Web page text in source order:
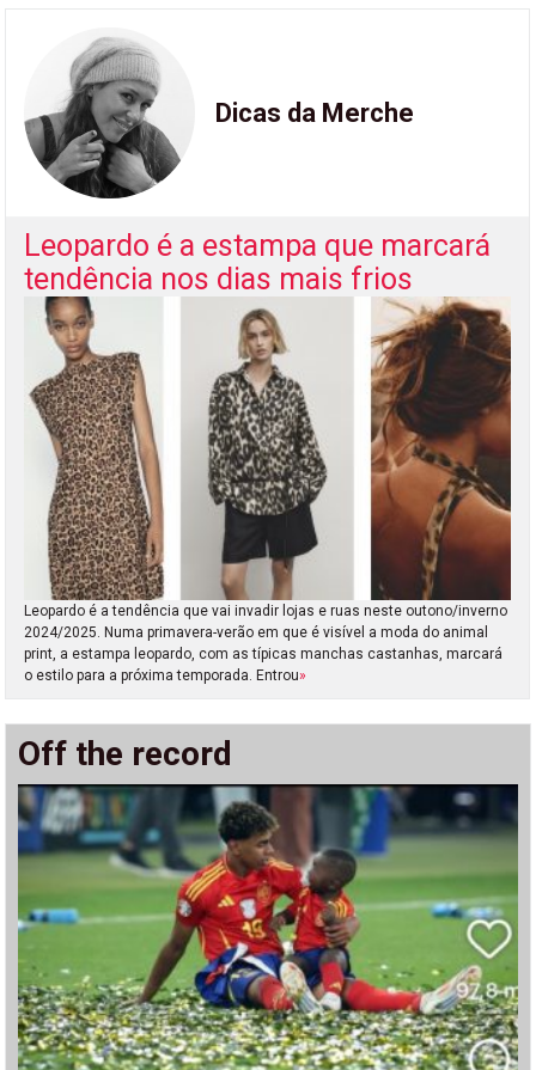
Dicas da Merche
Leopardo é a estampa que marcará
tendência nos dias mais frios
Leopardo é a tendência que vai invadir lojas e ruas neste outono/inverno
2024/2025. Numa primavera-verão em que é visível a moda do animal
print, a estampa leopardo, com as típicas manchas castanhas, marcará
o estilo para a próxima temporada. Entrou»
Off the record